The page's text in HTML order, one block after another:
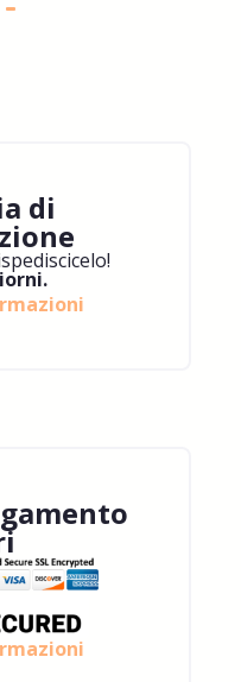
di